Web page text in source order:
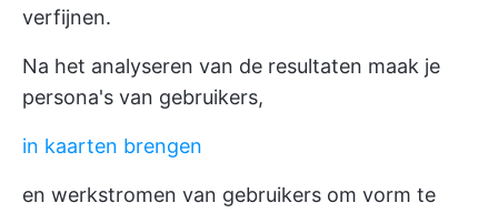
verfijnen.
Na het analyseren van de resultaten maak je
persona's van gebruikers,
in kaarten brengen
en werkstromen van gebruikers om vorm te